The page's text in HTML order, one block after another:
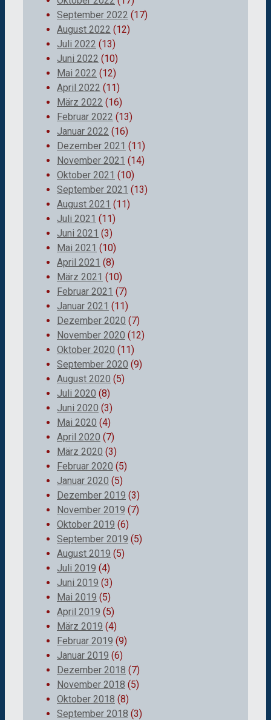
September 2022 (17)
August 2022 (12)
Juli 2022 (13)
Juni 2022 (10)
Mai 2022 (12)
April 2022 (11)
März 2022 (16)
Februar 2022 (13)
Januar 2022 (16)
Dezember 2021 (11)
November 2021 (14)
Oktober 2021 (10)
September 2021 (13)
August 2021 (11)
Juli 2021 (11)
Juni 2021 (3)
Mai 2021 (10)
April 2021 (8)
März 2021 (10)
Februar 2021 (7)
Januar 2021 (11)
Dezember 2020 (7)
November 2020 (12)
Oktober 2020 (11)
September 2020 (9)
August 2020 (5)
Juli 2020 (8)
Juni 2020 (3)
Mai 2020 (4)
April 2020 (7)
März 2020 (3)
Februar 2020 (5)
Januar 2020 (5)
Dezember 2019 (3)
November 2019 (7)
Oktober 2019 (6)
September 2019 (5)
August 2019 (5)
Juli 2019 (4)
Juni 2019 (3)
Mai 2019 (5)
April 2019 (5)
März 2019 (4)
Februar 2019 (9)
Januar 2019 (6)
Dezember 2018 (7)
November 2018 (5)
Oktober 2018 (8)
September 2018 (3)